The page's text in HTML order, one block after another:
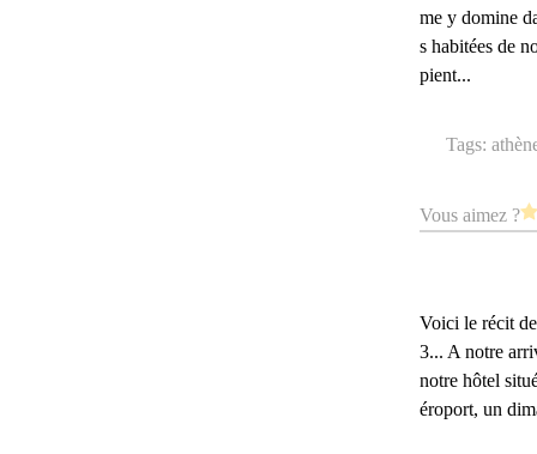
me y domine
s habitées de
pient...
Tags:
Vous aimez ?
Voici le récit
3... A notre
notre hôtel
éroport, un